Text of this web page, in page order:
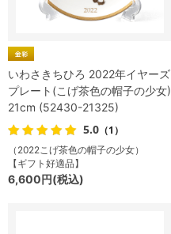
いわさきちひろ 2022年イヤーズ
プレート(こげ茶色の帽子の少女)
21cm (52430-21325)
5.0 （1）
（2022こげ茶色の帽子の少女）
【ギフト好適品】
6,600円(税込)